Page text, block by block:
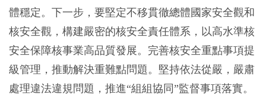
體穩定。下一步，要堅定不移貫徹總體國家安全觀和
核安全觀，構建嚴密的核安全責任體系，以高水準核
安全保障核事業高品質發展。完善核安全重點事項提
級管理，推動解決重難點問題。堅持依法從嚴，嚴肅
處理違法違規問題，推進“組組協同”監督事項落實。